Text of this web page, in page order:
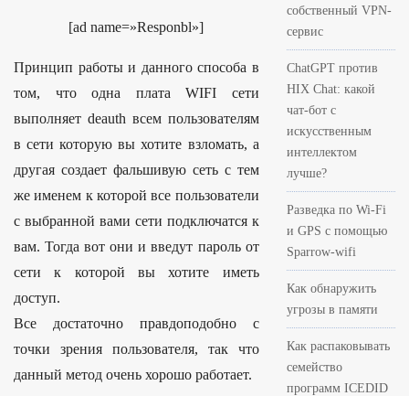
[ad name=»Responbl»]
Принцип работы и данного способа в
том, что одна плата WIFI сети
выполняет deauth всем пользователям
в сети которую вы хотите взломать, а
другая создает фальшивую сеть с тем
же именем к которой все пользователи
с выбранной вами сети подключатся к
вам. Тогда вот они и введут пароль от
сети к которой вы хотите иметь
доступ.
Все достаточно правдоподобно с
точки зрения пользователя, так что
данный метод очень хорошо работает.
собственный VPN-
сервис
ChatGPT против
HIX Chat: какой
чат-бот с
искусственным
интеллектом
лучше?
Разведка по Wi-Fi
и GPS с помощью
Sparrow-wifi
Как обнаружить
угрозы в памяти
Как распаковывать
семейство
программ ICEDID